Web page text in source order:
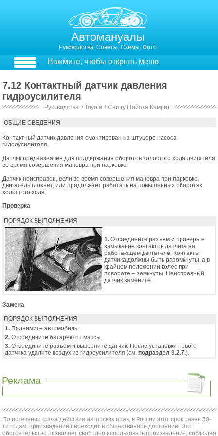
Автомануалы
Руководства. Советы. Схемы. Фото
Нажмите, чтобы открыть меню
7.12 Контактный датчик давления
гидроусилителя
Руководства ￫ Toyota ￫ Camry (Тойота Камри)
ОБЩИЕ СВЕДЕНИЯ
Контактный датчик давления смонтирован на штуцере насоса
гидроусилителя.
Датчик предназначен для поддержания оборотов холостого хода двигателя
во время совершения маневра при парковке.
Датчик неисправен, если во время совершения маневра при парковке
двигатель глохнет, или продолжает работать на повышенных оборотах
холостого хода.
Проверка
ПОРЯДОК ВЫПОЛНЕНИЯ
1. Отсоедините разъем и проверьте
замыкание контактов датчика на
работающем двигателе. Контакты
датчика должны быть разомкнуты, а в
крайнем положении колес при
повороте – замкнуты. Неисправный
датчик замените.
Замена
ПОРЯДОК ВЫПОЛНЕНИЯ
1. Поднимите автомобиль.
2. Отсоедините батарею от массы.
3. Отсоедините разъем и выверните датчик. После установки нового
датчика удалите воздух из гидроусилителя (см. подраздел 9.2.7.).
Реклама
По истечении срока действия авторских прав, в России этот срок равен 50-
ти годам, произведение переходит в общественное достояние. Это
обстоятельство позволяет свободно использовать произведение, соблюдая